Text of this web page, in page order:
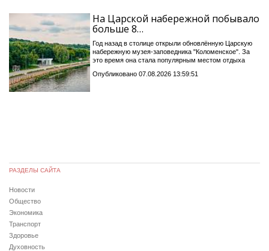
На Царской набережной побывало
больше 8…
Год назад в столице открыли обновлённую Царскую
набережную музея-заповедника "Коломенское". За
это время она стала популярным местом отдыха
Опубликовано 07.08.2026 13:59:51
РАЗДЕЛЫ САЙТА
Новости
Общество
Экономика
Транспорт
Здоровье
Духовность